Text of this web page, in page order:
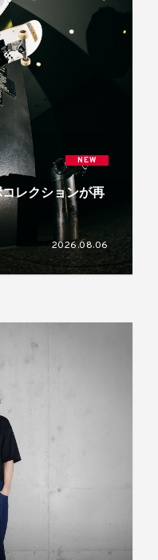
NEW
レクションが再
2026.08.06